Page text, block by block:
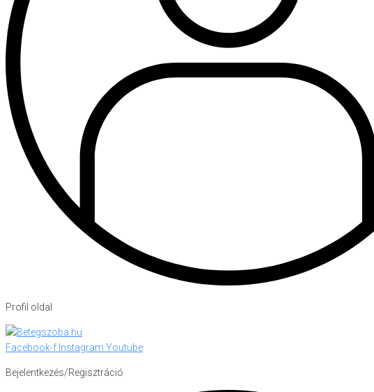
Profil oldal
Facebook-f Instagram Youtube
Bejelentkezés/Regisztráció